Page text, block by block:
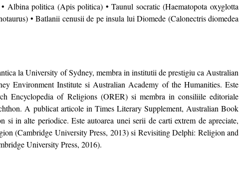
Albina politica (Apis politica) • Taunul socratic (Haematopota oxyglotta
• Batlanii cenusii de pe insula lui Diomede (Calonectris diomedea
la University of Sydney, membra in institutii de prestigiu ca Australian
Environment Institute si Australian Academy of the Humanities. Este
Encyclopedia of Religions (ORER) si membra in consiliile editoriale
A publicat articole in Times Literary Supplement, Australian Book
si in alte periodice. Este autoarea unei serii de carti extrem de apreciate,
(Cambridge University Press, 2013) si Revisiting Delphi: Religion and
University Press, 2016).